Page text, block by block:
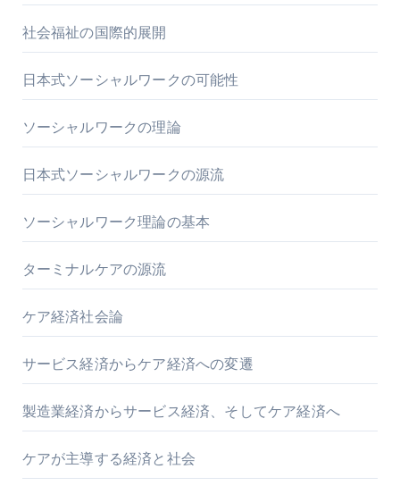
社会福祉の国際的展開
日本式ソーシャルワークの可能性
ソーシャルワークの理論
日本式ソーシャルワークの源流
ソーシャルワーク理論の基本
ターミナルケアの源流
ケア経済社会論
サービス経済からケア経済への変遷
製造業経済からサービス経済、そしてケア経済へ
ケアが主導する経済と社会